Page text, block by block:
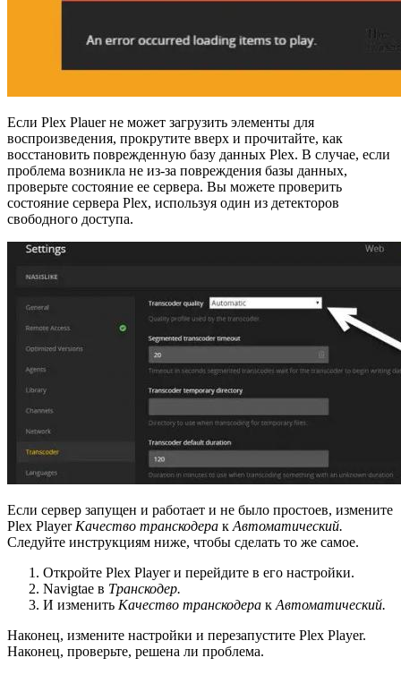
Если Plex Plauer не может загрузить элементы для
воспроизведения, прокрутите вверх и прочитайте, как
восстановить поврежденную базу данных Plex. В случае, если
проблема возникла не из-за повреждения базы данных,
проверьте состояние ее сервера. Вы можете проверить
состояние сервера Plex, используя один из детекторов
свободного доступа.
Если сервер запущен и работает и не было простоев, измените
Plex Player Качество транскодера к Автоматический.
Следуйте инструкциям ниже, чтобы сделать то же самое.
Откройте Plex Player и перейдите в его настройки.
Navigtae в Транскодер.
И изменить Качество транскодера к Автоматический.
Наконец, измените настройки и перезапустите Plex Player.
Наконец, проверьте, решена ли проблема.